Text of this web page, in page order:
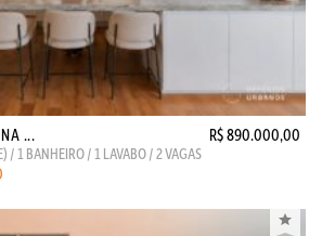
... R$ 890.000,00
/ 1 BANHEIRO / 1 LAVABO / 2 VAGAS